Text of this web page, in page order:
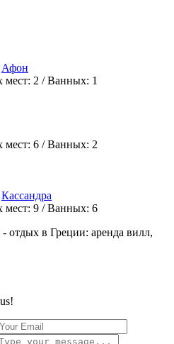
Афон
мест: 2 /Ванных: 1
мест: 6 /Ванных: 2
Кассандра
мест: 9 /Ванных: 6
отдых в Греции: аренда вилл,